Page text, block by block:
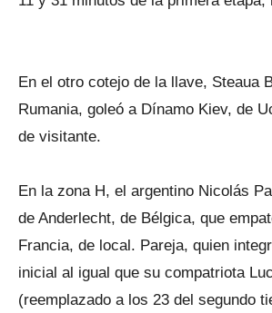
En el otro cotejo de la llave, Steaua
Rumania, goleó a Dínamo Kiev, de
de visitante.
En la zona H, el argentino Nicolás
de Anderlecht, de Bélgica, que
Francia, de local. Pareja, quien
inicial al igual que su compatriota
(reemplazado a los 23 del segundo